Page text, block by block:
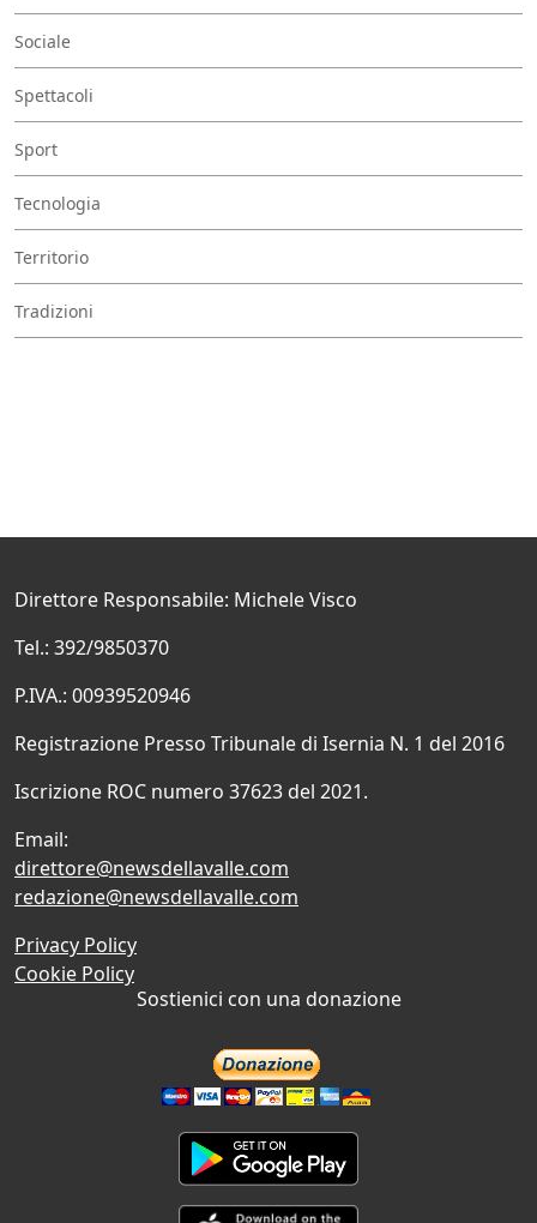
Sociale
Spettacoli
Sport
Tecnologia
Territorio
Tradizioni
Direttore Responsabile: Michele Visco
Tel.: 392/9850370
P.IVA.: 00939520946
Registrazione Presso Tribunale di Isernia N. 1 del 2016
Iscrizione ROC numero 37623 del 2021.
Email:
direttore@newsdellavalle.com
redazione@newsdellavalle.com
Privacy Policy
Cookie Policy
Sostienici con una donazione